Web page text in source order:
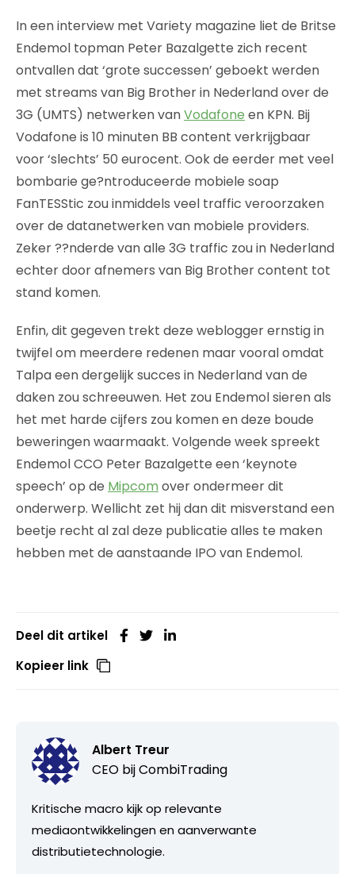
In een interview met Variety magazine liet de Britse
Endemol topman Peter Bazalgette zich recent
ontvallen dat ‘grote successen’ geboekt werden
met streams van Big Brother in Nederland over de
3G (UMTS) netwerken vanVodafone en KPN. Bij
Vodafone is 10 minuten BB content verkrijgbaar
voor ‘slechts’ 50 eurocent. Ook de eerder met veel
bombarie ge?ntroduceerde mobiele soap
FanTESStic zou inmiddels veel traffic veroorzaken
over de datanetwerken van mobiele providers.
Zeker ??nderde van alle 3G traffic zou in Nederland
echter door afnemers van Big Brother content tot
stand komen.
Enfin, dit gegeven trekt deze weblogger ernstig in
twijfel om meerdere redenen maar vooral omdat
Talpa een dergelijk succes in Nederland van de
daken zou schreeuwen. Het zou Endemol sieren als
het met harde cijfers zou komen en deze boude
beweringen waarmaakt. Volgende week spreekt
Endemol CCO Peter Bazalgette een ‘keynote
speech’ op de Mipcom over ondermeer dit
onderwerp. Wellicht zet hij dan dit misverstand een
beetje recht al zal deze publicatie alles te maken
hebben met de aanstaande IPO van Endemol.
Deel dit artikel
Kopieer link
Albert Treur
CEO bijCombiTrading
Kritische macro kijk op relevante
mediaontwikkelingen en aanverwante
distributietechnologie.